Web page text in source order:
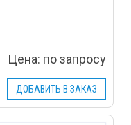
Цена: по запросу
ДОБАВИТЬ В ЗАКАЗ